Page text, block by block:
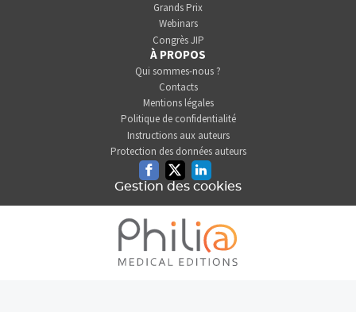
Grands Prix
Webinars
Congrès JIP
À PROPOS
Qui sommes-nous ?
Contacts
Mentions légales
Politique de confidentialité
Instructions aux auteurs
Protection des données auteurs
FacebookTwitterLinkedin
Gestion des cookies